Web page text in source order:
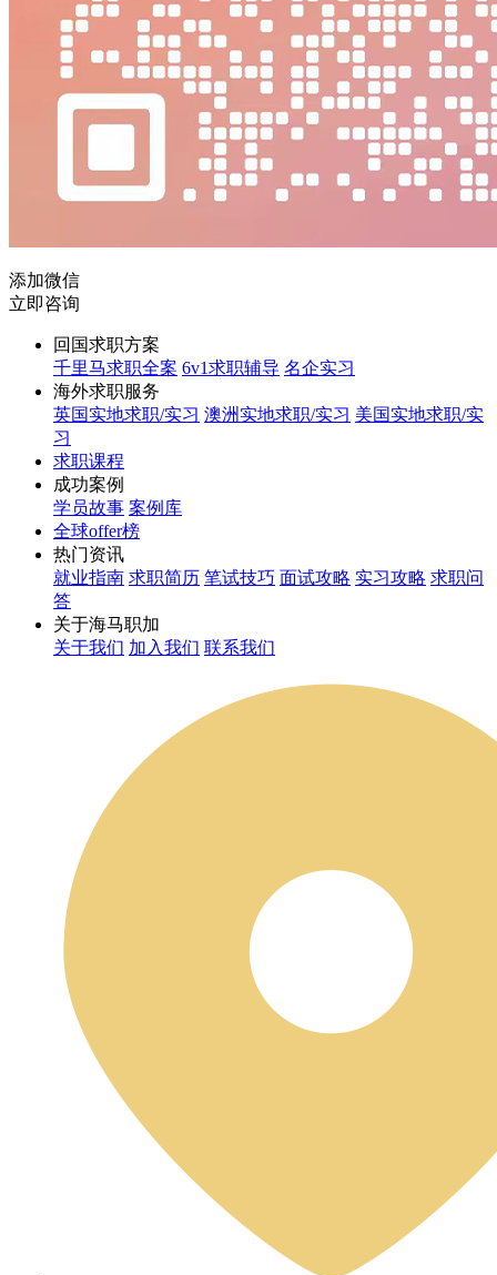
添加微信
立即咨询
回国求职方案
千里马求职全案 6v1求职辅导 名企实习
海外求职服务
英国实地求职/实习 澳洲实地求职/实习 美国实地求职/实
习
求职课程
成功案例
学员故事 案例库
全球offer榜
热门资讯
就业指南 求职简历 笔试技巧 面试攻略 实习攻略 求职问
答
关于海马职加
关于我们 加入我们 联系我们